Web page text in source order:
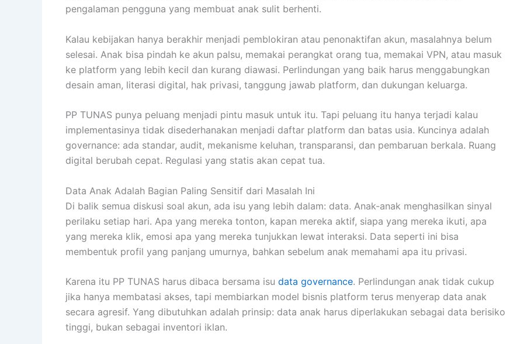
pengalaman pengguna yang membuat anak sulit berhenti.
Kalau kebijakan hanya berakhir menjadi pemblokiran atau penonaktifan akun, masalahnya belum
selesai. Anak bisa pindah ke akun palsu, memakai perangkat orang tua, memakai VPN, atau masuk
ke platform yang lebih kecil dan kurang diawasi. Perlindungan yang baik harus menggabungkan
desain aman, literasi digital, hak privasi, tanggung jawab platform, dan dukungan keluarga.
PP TUNAS punya peluang menjadi pintu masuk untuk itu. Tapi peluang itu hanya terjadi kalau
implementasinya tidak disederhanakan menjadi daftar platform dan batas usia. Kuncinya adalah
governance: ada standar, audit, mekanisme keluhan, transparansi, dan pembaruan berkala. Ruang
digital berubah cepat. Regulasi yang statis akan cepat tua.
Data Anak Adalah Bagian Paling Sensitif dari Masalah Ini
Di balik semua diskusi soal akun, ada isu yang lebih dalam: data. Anak-anak menghasilkan sinyal
perilaku setiap hari. Apa yang mereka tonton, kapan mereka aktif, siapa yang mereka ikuti, apa
yang mereka klik, emosi apa yang mereka tunjukkan lewat interaksi. Data seperti ini bisa
membentuk profil yang panjang umurnya, bahkan sebelum anak memahami apa itu privasi.
Karena itu PP TUNAS harus dibaca bersama isu data governance. Perlindungan anak tidak cukup
jika hanya membatasi akses, tapi membiarkan model bisnis platform terus menyerap data anak
secara agresif. Yang dibutuhkan adalah prinsip: data anak harus diperlakukan sebagai data berisiko
tinggi, bukan sebagai inventori iklan.